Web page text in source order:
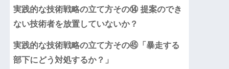
実践的な技術戦略の立て方その⑭ 提案のでき
ない技術者を放置していないか？
実践的な技術戦略の立て方その㊺「暴走する
部下にどう対処するか？」